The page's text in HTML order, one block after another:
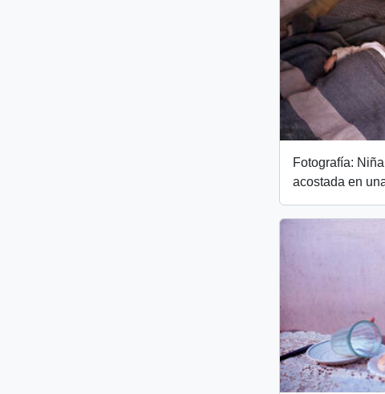
Fotografía:
acostada en